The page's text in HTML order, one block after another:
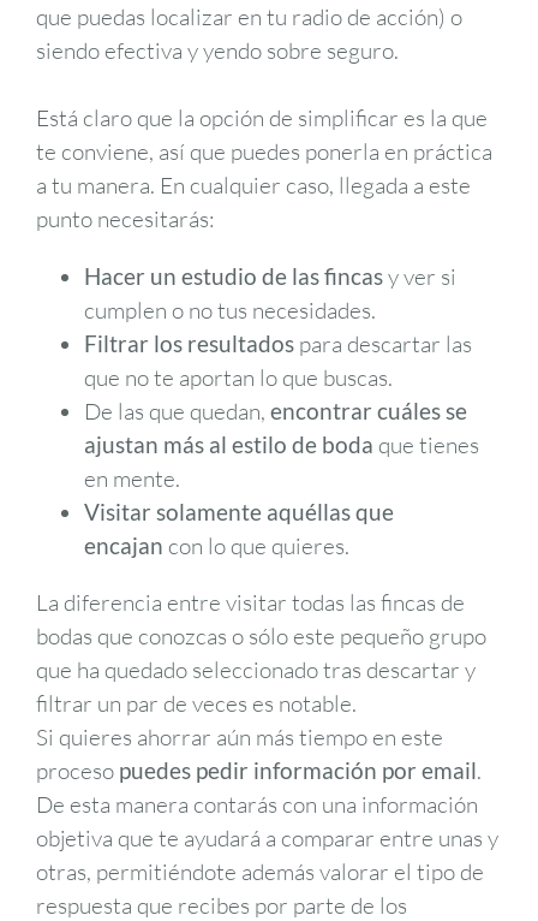
que puedas localizar en tu radio de acción) o
siendo efectiva y yendo sobre seguro.
Está claro que la opción de simplificar es la que
te conviene, así que puedes ponerla en práctica
a tu manera. En cualquier caso, llegada a este
punto necesitarás:
Hacer un estudio de las fincasy ver si
cumplen o no tus necesidades.
Filtrar los resultados para descartar las
que no te aportan lo que buscas.
De las que quedan, encontrar cuáles se
ajustan más al estilo de boda que tienes
en mente.
Visitar solamente aquéllas que
encajan con lo que quieres.
La diferencia entre visitar todas las fincas de
bodas que conozcas o sólo este pequeño grupo
que ha quedado seleccionado tras descartar y
filtrar un par de veces es notable.
Si quieres ahorrar aún más tiempo en este
proceso puedes pedir información por email.
De esta manera contarás con una información
objetiva que te ayudará a comparar entre unas y
otras, permitiéndote además valorar el tipo de
respuesta que recibes por parte de los